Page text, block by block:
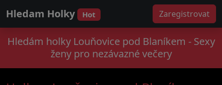
Hledam Holky Hot Zaregistrovat
Hledám holky Louňovice pod Blaníkem - Sexy
ženy pro nezávazné večery